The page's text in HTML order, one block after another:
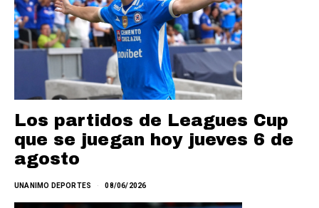
Los partidos de Leagues Cup
que se juegan hoy jueves 6 de
agosto
UNANIMO DEPORTES 08/06/2026